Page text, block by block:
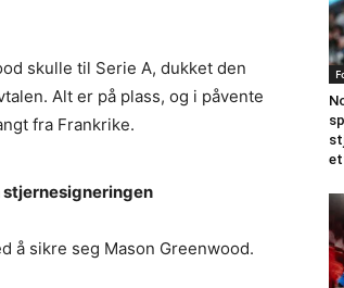
skulle til Serie A, dukket den
Alt er på plass, og i påvente
fra Frankrike.
stjernesigneringen
å sikre seg Mason Greenwood.